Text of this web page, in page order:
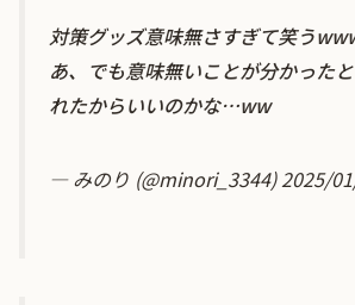
対策グッズ意味無さすぎて笑う
あ、でも意味無いことが分かった
れたからいいのかな…ww
— みのり (@minori_3344)2025/